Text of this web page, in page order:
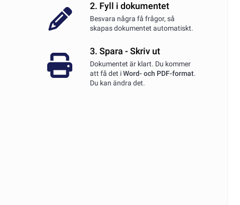
2. Fyll i dokumentet
Besvara några få frågor, så
skapas dokumentet automatiskt.
3. Spara - Skriv ut
Dokumentet är klart. Du kommer
att få det iWord- och PDF-format.
Du kan ändra det.